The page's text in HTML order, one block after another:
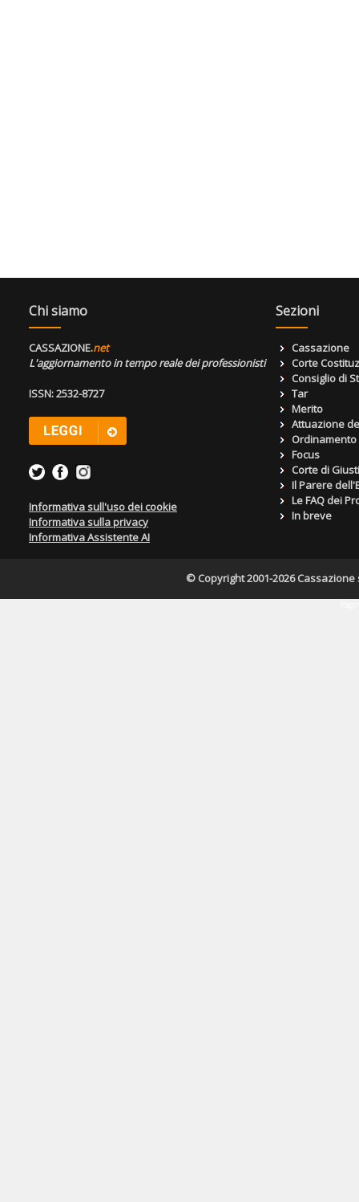
Chi siamo
CASSAZIONE.net
L'aggiornamento in tempo reale dei professionisti
ISSN: 2532-8727
Informativa sull'uso dei cookie
Informativa sulla privacy
Informativa Assistente AI
Sezioni
Cassazione
Corte
Consiglio di
Tar
Merito
Attuazione
Focus
Corte di
Il Parere
Le FAQ dei
In breve
© Copyright 2001-2026 Cassazione